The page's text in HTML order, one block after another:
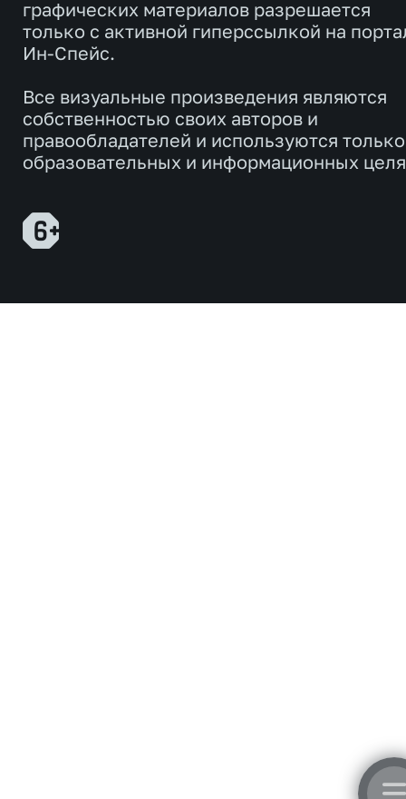
графических материалов разрешается
только с активной гиперссылкой на
Ин-Спейс.
Все визуальные произведения являются
собственностью своих авторов и
правообладателей и используются
образовательных и информационных